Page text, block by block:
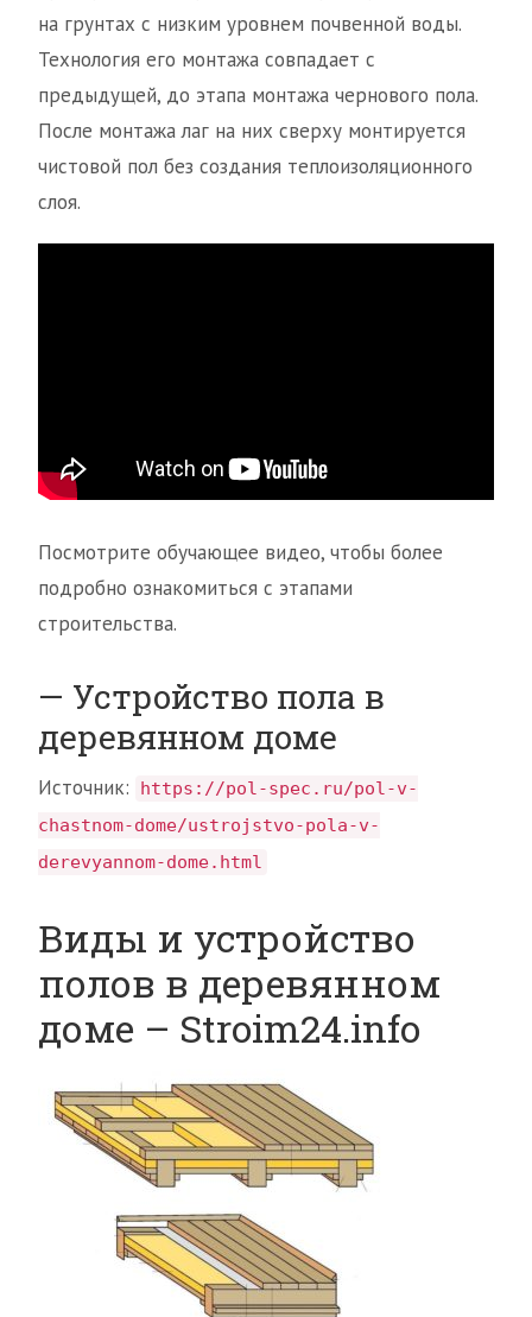
на грунтах с низким уровнем почвенной воды.
Технология его монтажа совпадает с
предыдущей, до этапа монтажа чернового пола.
После монтажа лаг на них сверху монтируется
чистовой пол без создания теплоизоляционного
слоя.
Посмотрите обучающее видео, чтобы более
подробно ознакомиться с этапами
строительства.
— Устройство пола в
деревянном доме
Источник:
https://pol-spec.ru/pol-v-
chastnom-dome/ustrojstvo-pola-v-
derevyannom-dome.html
Виды и устройство
полов в деревянном
доме – Stroim24.info